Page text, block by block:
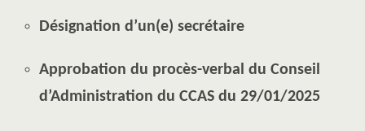
Désignation d’un(e) secrétaire
Approbation du procès-verbal du Conseil
d’Administration du CCAS du 29/01/2025